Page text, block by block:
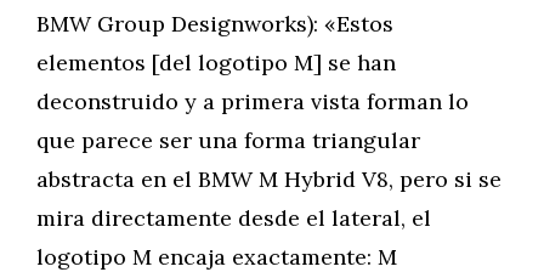
BMW Group Designworks): «Estos
elementos [del logotipo M] se han
deconstruido y a primera vista forman lo
que parece ser una forma triangular
abstracta en el BMW M Hybrid V8, pero si se
mira directamente desde el lateral, el
logotipo M encaja exactamente: M